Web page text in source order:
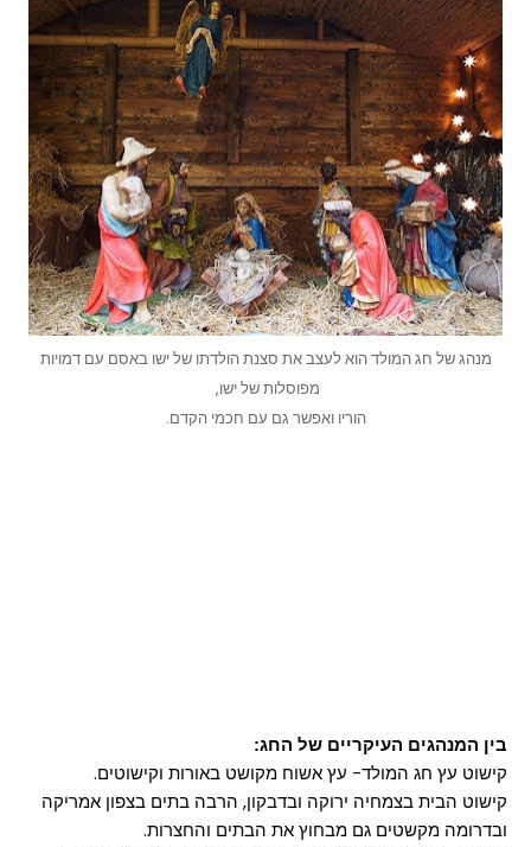
מנהג של חג המולד הוא לעצב את סצנת הולדתו של ישו באסם עם דמויות
מפוסלות של ישו,
הוריו ואפשר גם עם חכמי הקדם.
בין המנהגים העיקריים של החג:
קישוט עץ חג המולד- עץ אשוח מקושט באורות וקישוטים.
קישוט הבית בצמחיה ירוקה ובדבקון, הרבה בתים בצפון אמריקה
ובדרומה מקשטים גם מבחוץ את הבתים והחצרות.